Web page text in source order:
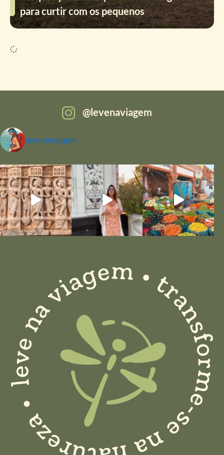
para curtir com os pequenos
levenaviagem
levenaviagem